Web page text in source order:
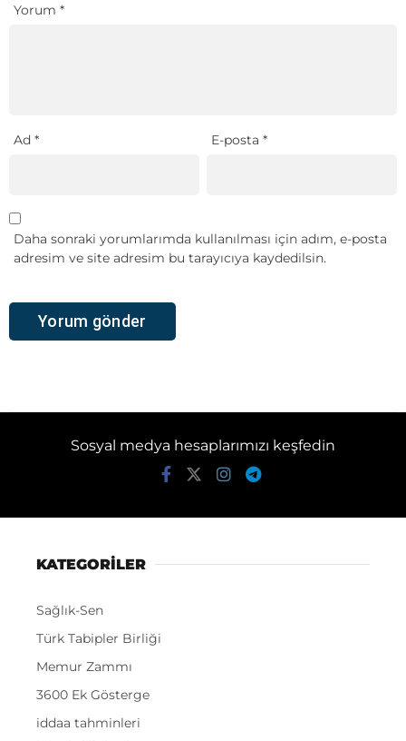
Yorum *
Ad * E-posta*
Daha sonraki yorumlarımda kullanılması için adım, e-posta
adresim ve site adresim bu tarayıcıya kaydedilsin.
Sosyal medya hesaplarımızı keşfedin
KATEGORİLER
Sağlık-Sen
Türk Tabipler Birliği
Memur Zammı
3600 Ek Gösterge
iddaa tahminleri